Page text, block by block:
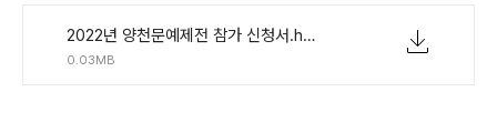
2022년 양천문예제전 참가 신청서.hwp
0.03MB